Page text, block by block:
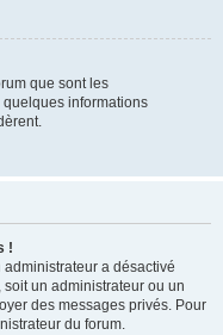
que sont les
informations
!
administrateur a désactivé
un administrateur ou un
des messages privés. Pour
du forum.